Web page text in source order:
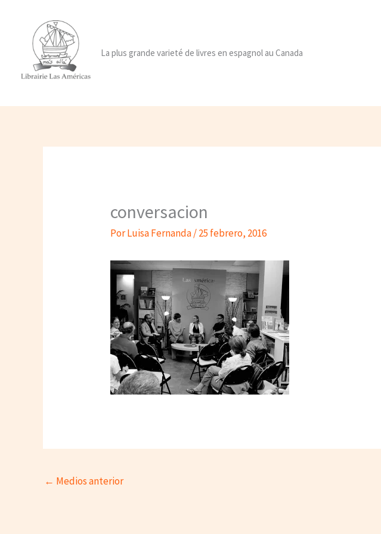
contenido
La plus grande varieté de livres en espagnol au Canada
conversacion
PorLuisa Fernanda/25 febrero, 2016
← Medios anterior